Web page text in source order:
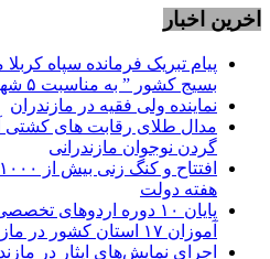
اخرین اخبار
پیام تبریک فرمانده سپاه
بسیج کشور ” به مناسبت ۵ شهریورماه روز ملی کشتی
نماينده ولی فقیه در مازندران
مدال طلای رقابت های کشتی
گردن نوجوان مازندرانی
هفته دولت
پایان ۱۰ دوره اردوهای
آموزان ۱۷ استان کشور در مازندران
اجرای نمایش‌های ایثار در